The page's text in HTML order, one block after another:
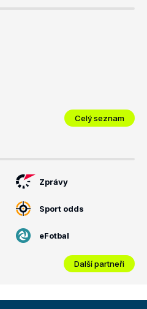
Celý seznam
Zprávy
Sport odds
eFotbal
Další partneři